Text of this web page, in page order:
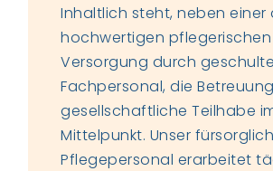
Inhaltlich steht, neben
hochwertigen pflegerischen
Versorgung durch
Fachpersonal, die
gesellschaftliche Teilhabe
Mittelpunkt. Unser
Pflegepersonal erarbeitet